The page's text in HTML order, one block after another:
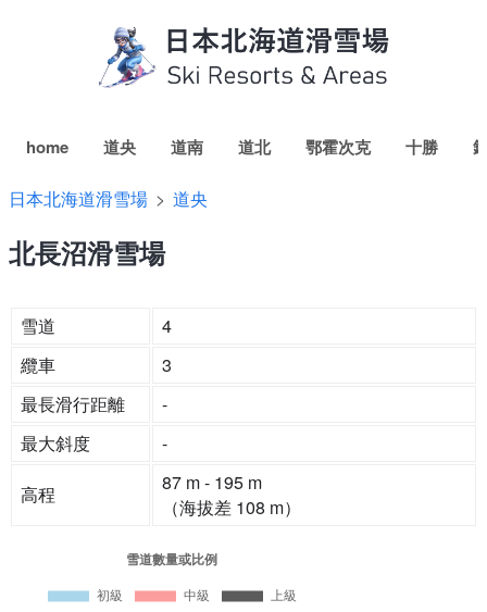
home 道央 道南 道北 鄂霍次克 十勝
日本北海道滑雪場 道央
北長沼滑雪場
雪道
4
纜車
3
最長滑行距離
-
最大斜度
-
高程
87 m - 195 m
（海拔差 108 m）